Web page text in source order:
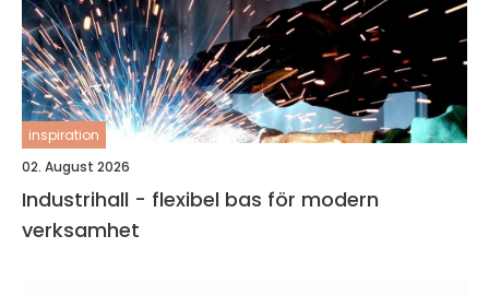
inspiration
02. August 2026
Industrihall - flexibel bas för modern
verksamhet